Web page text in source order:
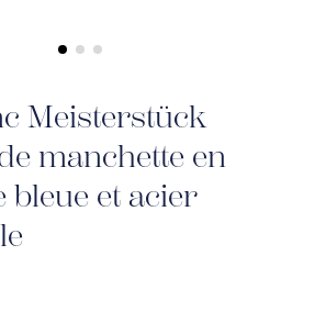
Meisterstück
manchette en
bleue et acier